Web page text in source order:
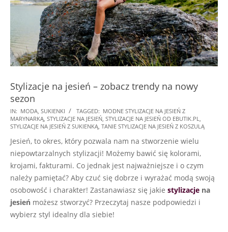
Stylizacje na jesień – zobacz trendy na nowy
sezon
2022-
08-
IN: MODA SUKIENKI TAGGED: MODNE STYLIZACJE NA JESIEŃ Z
MARYNARKĄ STYLIZACJE NA JESIEŃ STYLIZACJE NA JESIEŃ OD EBUTIK.PL
STYLIZACJE NA JESIEŃ Z SUKIENKĄ TANIE STYLIZACJE NA JESIEŃ Z KOSZULĄ
Jesień, to okres, który pozwala nam na stworzenie wielu
niepowtarzalnych stylizacji! Możemy bawić się kolorami,
krojami, fakturami. Co jednak jest najważniejsze i o czym
należy pamiętać? Aby czuć się dobrze i wyrażać modą swoją
osobowość i charakter! Zastanawiasz się jakie stylizacje na
jesień możesz stworzyć? Przeczytaj nasze podpowiedzi i
wybierz styl idealny dla siebie!